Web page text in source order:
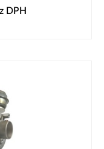
DPH